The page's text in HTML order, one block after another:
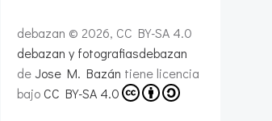
debazan © 2026, CC BY-SA 4.0
debazan y fotografiasdebazan
de Jose M. Bazán tiene licencia
bajoCC BY-SA 4.0